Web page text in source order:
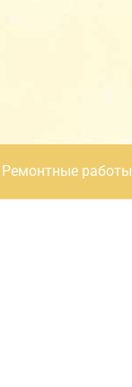
Ремонтные работы